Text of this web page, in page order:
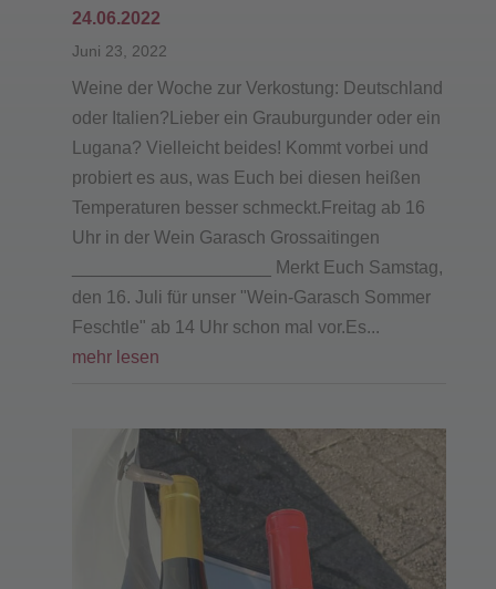
24.06.2022
Juni 23, 2022
Weine der Woche zur Verkostung: Deutschland
oder Italien?Lieber ein Grauburgunder oder ein
Lugana? Vielleicht beides! Kommt vorbei und
probiert es aus, was Euch bei diesen heißen
Temperaturen besser schmeckt.Freitag ab 16
Uhr in der Wein Garasch Grossaitingen
____________________ Merkt Euch Samstag,
den 16. Juli für unser "Wein-Garasch Sommer
Feschtle" ab 14 Uhr schon mal vor.Es...
mehr lesen